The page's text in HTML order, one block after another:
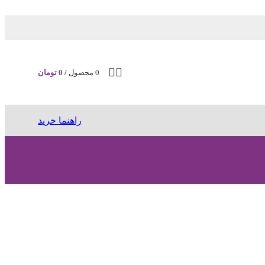
0 محصول /
0 تومان
راهنما خرید